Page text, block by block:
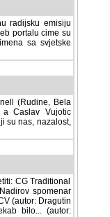
radijsku emisiju
portalu cime su
sa svjetske
(Rudine, Bela
a Caslav Vujotic
su nas, nazalost,
CG Traditional
spomenar
(autor: Dragutin
bilo... (autor: